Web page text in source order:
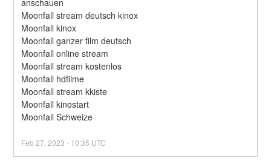
Moonfall stream deutsch kinox
Moonfall kinox
Moonfall ganzer film deutsch
Moonfall online stream
Moonfall stream kostenlos
Moonfall hdfilme
Moonfall stream kkiste
Moonfall kinostart
Moonfall Schweize
Feb27 ,2023 - 10:35 UTC